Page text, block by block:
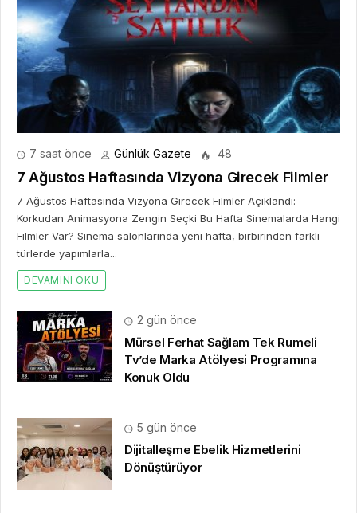
7 saat önce Günlük Gazete 48
7 Ağustos Haftasında Vizyona Girecek Filmler
7 Ağustos Haftasında Vizyona Girecek Filmler Açıklandı:
Korkudan Animasyona Zengin Seçki Bu Hafta Sinemalarda Hangi
Filmler Var? Sinema salonlarında yeni hafta, birbirinden farklı
türlerde yapımlarla...
DEVAMINI OKU
2 gün önce
Mürsel Ferhat Sağlam Tek Rumeli
Tv’de Marka Atölyesi Programına
Konuk Oldu
5 gün önce
Dijitalleşme Ebelik Hizmetlerini
Dönüştürüyor